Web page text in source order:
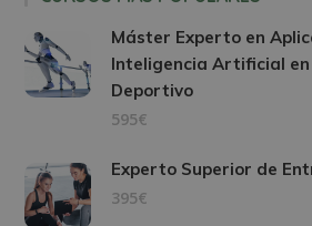
Máster Experto en
Inteligencia Artificial
Deportivo
595€
Experto Superior de
395€